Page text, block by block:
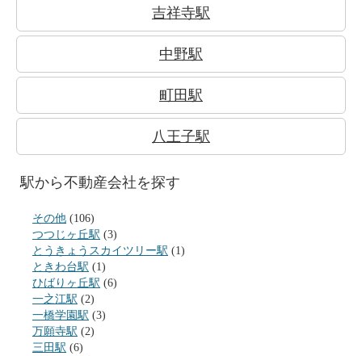
吉祥寺駅
中野駅
町田駅
八王子駅
駅から不動産会社を探す
その他 (106)
つつじヶ丘駅 (3)
とうきょうスカイツリー駅 (1)
ときわ台駅 (1)
ひばりヶ丘駅 (6)
一之江駅 (2)
一橋学園駅 (3)
万願寺駅 (2)
三田駅 (6)